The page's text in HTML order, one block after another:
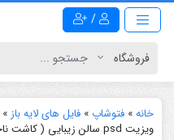
/
خانه» فتوشاپ » فایل های لایه باز »
ویزیت psd سالن زیبایی ( کاشت ناخن)